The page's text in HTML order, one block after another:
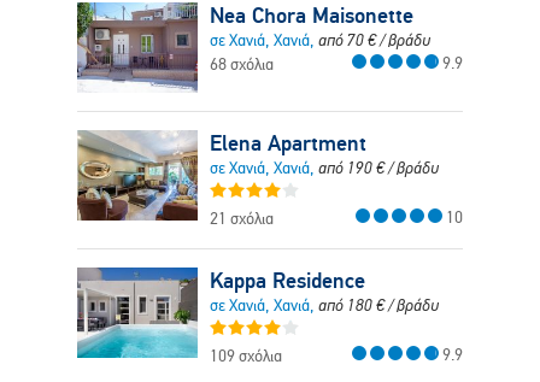
Nea Chora Maisonette
σε Χανιά, Χανιά, από70€/ βράδυ
68 σχόλια
9.9
Elena Apartment
σε Χανιά, Χανιά, από 190€/ βράδυ
21 σχόλια 10
Kappa Residence
σε Χανιά, Χανιά, από 180€/ βράδυ
109 σχόλια 9.9